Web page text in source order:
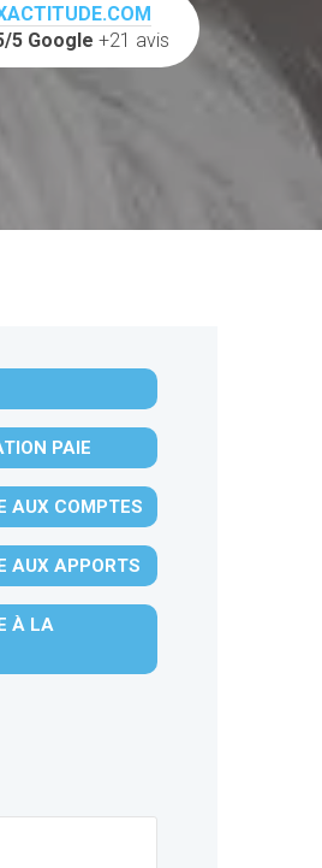
5 Google +21 avis
PAIE
AUX COMPTES
AUX APPORTS
À LA